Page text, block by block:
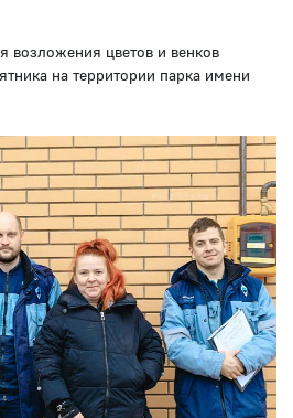
возложения цветов и венков
на территории парка имени